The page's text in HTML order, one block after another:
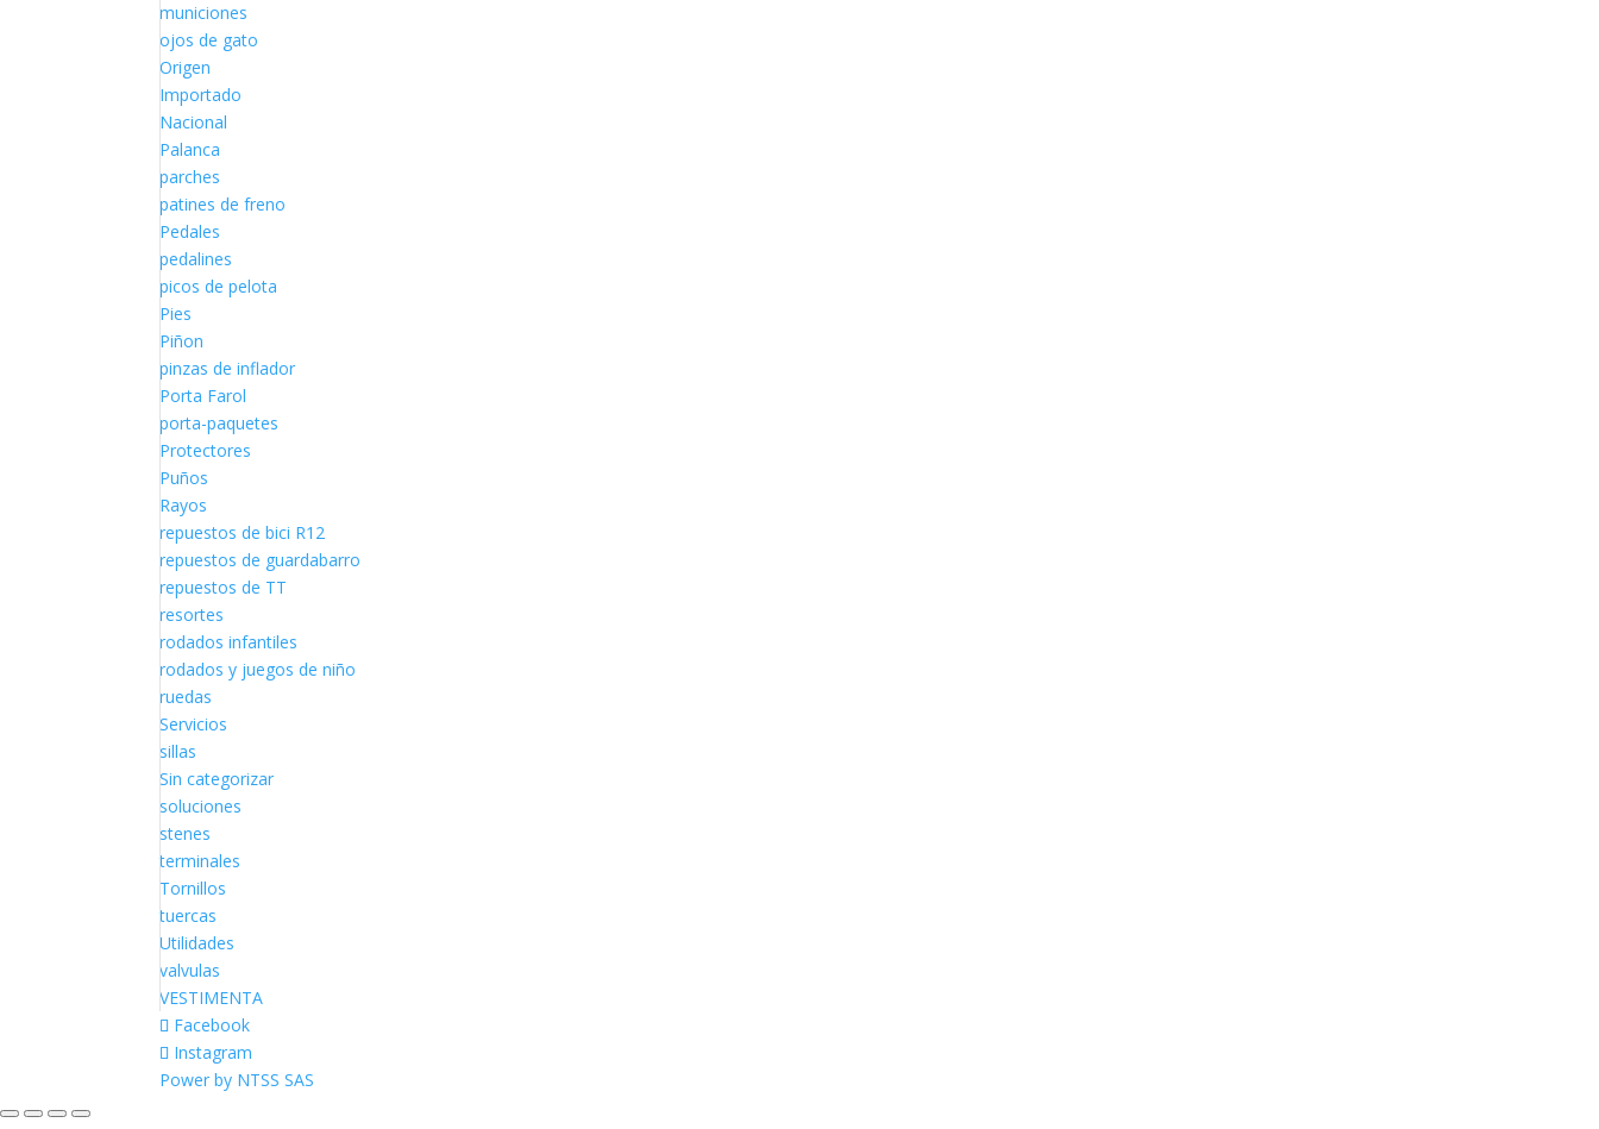
municiones
ojos de gato
Origen
Importado
Nacional
Palanca
parches
patines de freno
Pedales
pedalines
picos de pelota
Pies
Piñon
pinzas de inflador
Porta Farol
porta-paquetes
Protectores
Puños
Rayos
repuestos de bici R12
repuestos de guardabarro
repuestos de TT
resortes
rodados infantiles
rodados y juegos de niño
ruedas
Servicios
sillas
Sin categorizar
soluciones
stenes
terminales
Tornillos
tuercas
Utilidades
valvulas
VESTIMENTA
Facebook
Instagram
Power by NTSS SAS